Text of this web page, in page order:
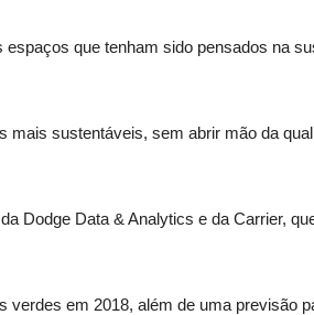
que tenham sido pensados na
sustentáveis, sem abrir mão da
Dodge Data & Analytics e da Carrier,
em 2018, além de uma previsão